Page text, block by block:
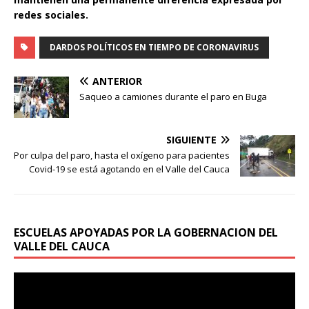
redes sociales.
DARDOS POLÍTICOS EN TIEMPO DE CORONAVIRUS
ANTERIOR
Saqueo a camiones durante el paro en Buga
SIGUIENTE
Por culpa del paro, hasta el oxígeno para pacientes
Covid-19 se está agotando en el Valle del Cauca
ESCUELAS APOYADAS POR LA GOBERNACION DEL
VALLE DEL CAUCA